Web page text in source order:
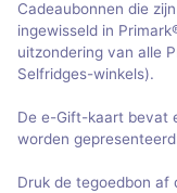
Cadeaubonnen die
ingewisseld in
uitzondering van alle
Selfridges-winkels).
De e-Gift-kaart bevat
worden
Druk de tegoedbon af